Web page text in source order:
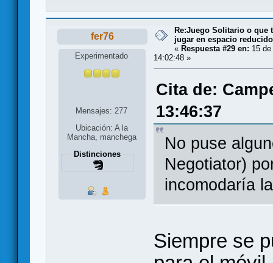
fer76
Experimentado
Mensajes: 277
Ubicación: A la
Mancha, manchega
Distinciones
Re:Juego Solitario o que
jugar en espacio
« Respuesta #29 en: 15
14:02:48 »
Cita de:
13:46:37
No puse
Negotiator)
incomodaría
Siempre se